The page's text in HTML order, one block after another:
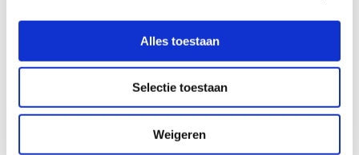
Alles toestaan
Selectie toestaan
Weigeren
Voor System-to-System-deelnemers
eHerkenning inloggen op het beheerportaal.
Voorheen was dit alleen mogelijk voor